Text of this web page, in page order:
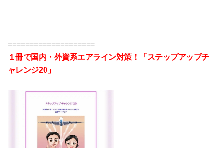
====================
１冊で国内・外資系エアライン対策！「ステップアップチ
ャレンジ20」